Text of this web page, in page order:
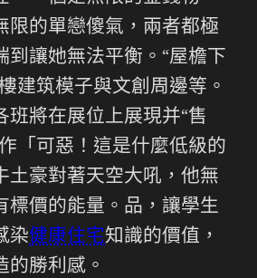
限的單戀傻氣，兩者都極
到讓她無法平衡。“屋檐下
建筑模子與文創周邊等。
班將在展位上展現并“售
「可惡！這是什麼低級的
土豪對著天空大吼，他無
標價的能量。品，讓學生
染健康住宅知識的價值，
的勝利感。